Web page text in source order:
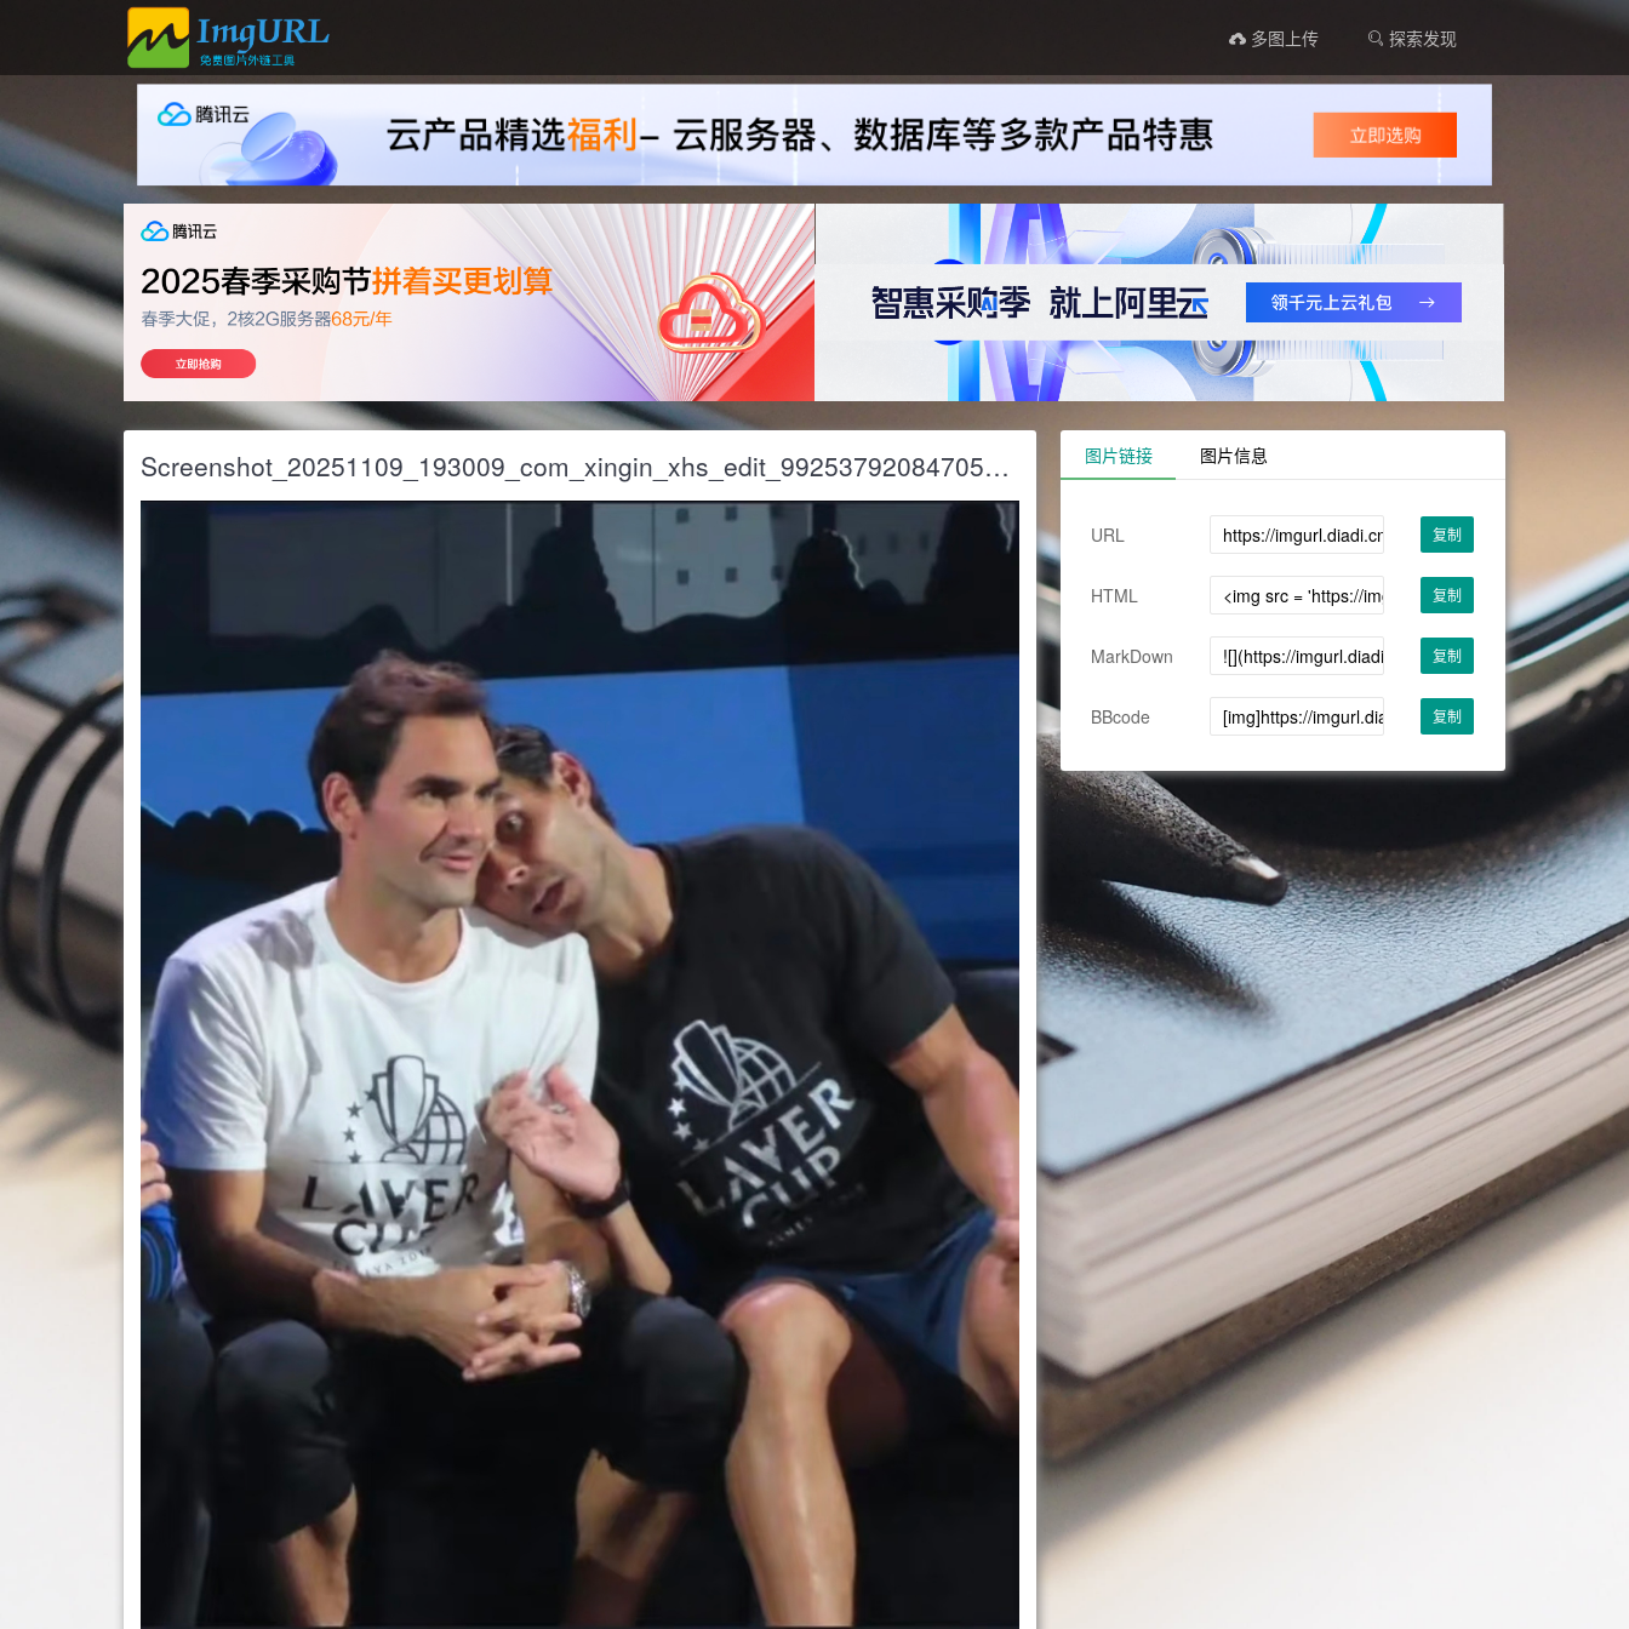
多图上传 探索发现
Screenshot_20251109_193009_com_xingin_xhs_edit_992537920847051.jpg 图片链接 图片信息
URL 复制
HTML 复制
MarkDown 复制
BBcode 复制